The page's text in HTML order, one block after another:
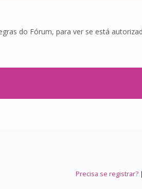
do Fórum, para ver se está
Precisa se registrar?|